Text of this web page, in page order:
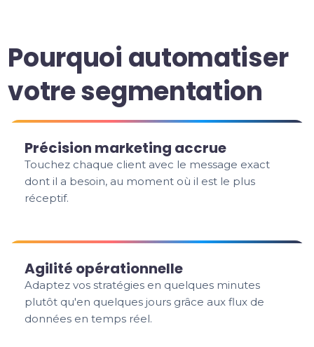
Pourquoi automatiser
votre segmentation
Précision marketing accrue
Touchez chaque client avec le message exact
dont il a besoin, au moment où il est le plus
réceptif.
Agilité opérationnelle
Adaptez vos stratégies en quelques minutes
plutôt qu'en quelques jours grâce aux flux de
données en temps réel.